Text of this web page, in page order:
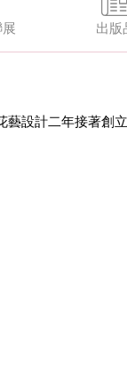
出版
設計二年接著